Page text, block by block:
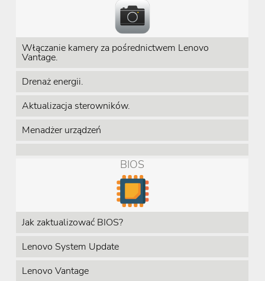
Włączanie kamery za pośrednictwem Lenovo
Vantage.
Drenaż energii.
Aktualizacja sterowników.
Menadżer urządzeń
BIOS
Jak zaktualizować BIOS?
Lenovo System Update
Lenovo Vantage